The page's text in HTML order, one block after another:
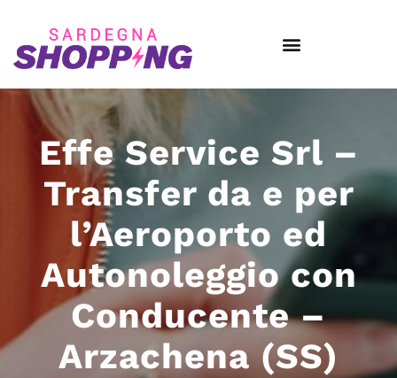
Effe Service Srl –
Transfer da e per
l’Aeroporto ed
Autonoleggio con
Conducente –
Arzachena (SS)